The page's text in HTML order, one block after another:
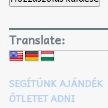
Translate:
SEGÍTÜNK AJÁNDÉK
ÖTLETET ADNI